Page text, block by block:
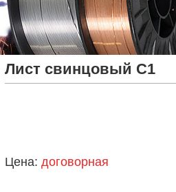
Лист свинцовый С1
Цена: договорная